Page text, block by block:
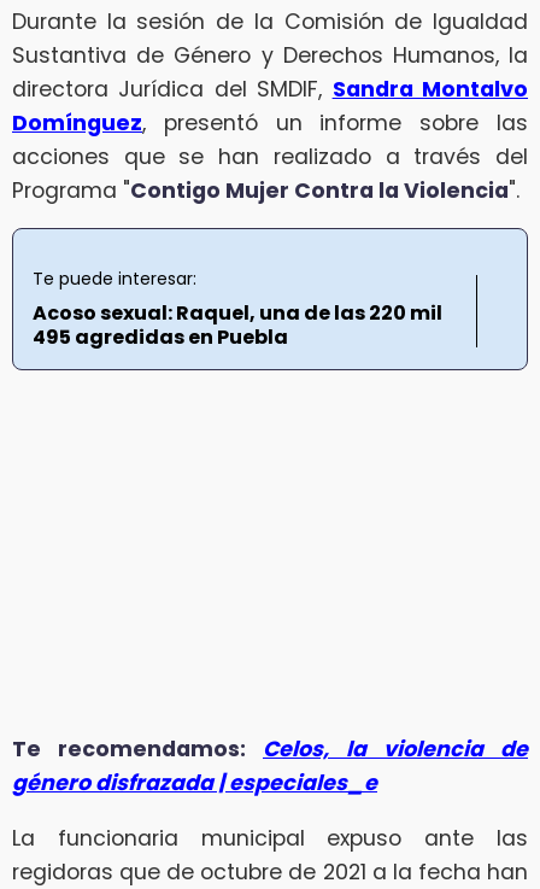
Durante la sesión de la Comisión de Igualdad
Sustantiva de Género y Derechos Humanos, la
directora Jurídica del SMDIF, Sandra Montalvo
Domínguez, presentó un informe sobre las
acciones que se han realizado a través del
Programa "Contigo Mujer Contra la Violencia".
Te puede interesar:
Acoso sexual: Raquel, una de las 220 mil
495 agredidas en Puebla
Te recomendamos: Celos, la violencia de
género disfrazada | especiales_e
La funcionaria municipal expuso ante las
regidoras que de octubre de 2021 a la fecha han